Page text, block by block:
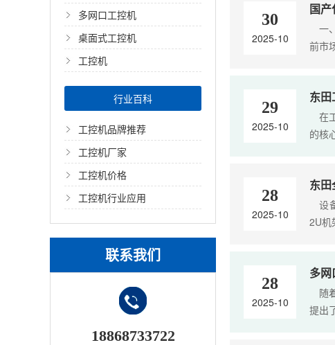
多网口工控机
桌面式工控机
工控机
行业百科
工控机品牌推荐
工控机厂家
工控机价格
工控机行业应用
联系我们
18868733722
30
2025-10
国
一
前市
29
2025-10
东
在
的核
28
2025-10
东
设
2U机
28
2025-10
多
随
提出